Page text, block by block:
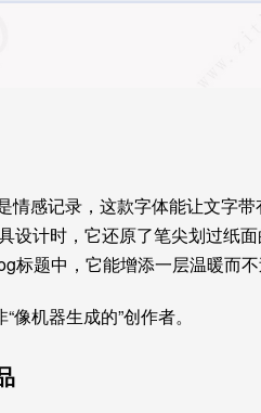
感记录，这款字体能让文字带
设计时，它还原了笔尖划过纸面
标题中，它能增添一层温暖而不
机器生成的”创作者。